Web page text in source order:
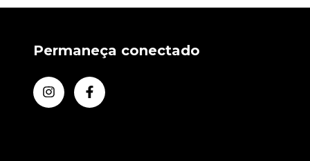
Permaneça conectado